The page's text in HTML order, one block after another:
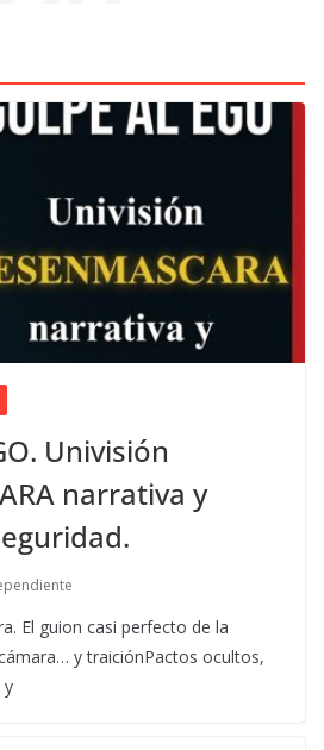
Univisión
narrativa y
El guion casi perfecto de la
y traiciónPactos ocultos,
y